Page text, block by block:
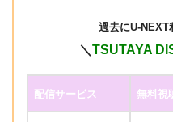
過去にU-NEXT
＼TSUTAYA
配信サービス 無料視